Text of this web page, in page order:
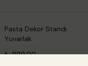
Pasta Dekor Standı
Yuvarlak
₺ 999.00